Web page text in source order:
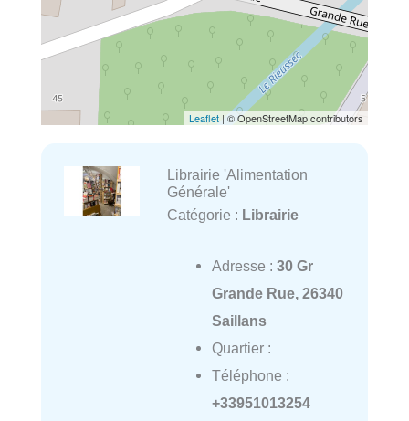
Leaflet | © OpenStreetMap contributors
Librairie 'Alimentation
Générale'
Catégorie : Librairie
Adresse : 30 Gr
Grande Rue, 26340
Saillans
Quartier :
Téléphone :
+33951013254